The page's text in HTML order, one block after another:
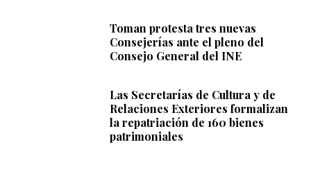
Toman protesta tres nuevas
Consejerías ante el pleno del
Consejo General del INE
Las Secretarías de Cultura y de
Relaciones Exteriores formalizan
la repatriación de 160 bienes
patrimoniales